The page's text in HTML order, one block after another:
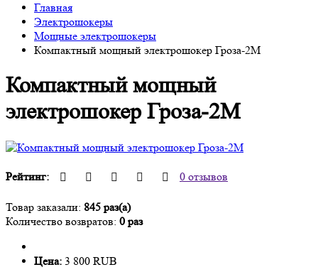
Главная
Электрошокеры
Мощные электрошокеры
Компактный мощный электрошокер Гроза-2М
Компактный мощный
электрошокер Гроза-2М
Рейтинг: 0 отзывов
Товар заказали: 845 раз(а)
Количество возвратов: 0 раз
Цена: 3 800 RUB